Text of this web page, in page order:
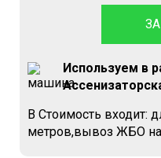
Используем в
В Стоимость входит:
метров,вывоз ЖБО